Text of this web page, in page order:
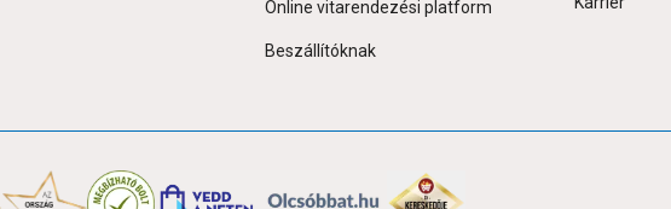
Online vitarendezési platform
Beszállítóknak